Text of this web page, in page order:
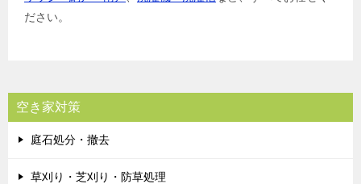
ださい。
空き家対策
庭石処分・撤去
草刈り・芝刈り・防草処理